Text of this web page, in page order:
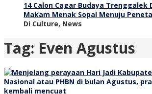
14 Calon Cagar Budaya Trenggalek
Makam Menak Sopal Menuju
Di Culture, News
Tag: Even Agustus